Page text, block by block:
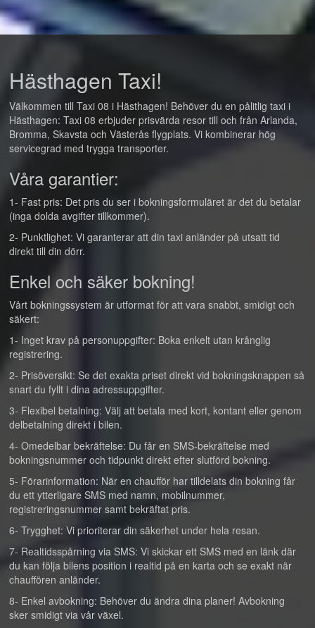
Hästhagen Taxi!
Välkommen till Taxi 08 i Hästhagen! Behöver du en pålitlig taxi i
Hästhagen: Taxi 08 erbjuder prisvärda resor till och från Arlanda,
Bromma, Skavsta och Västerås flygplats. Vi kombinerar hög
servicegrad med trygga transporter.
Våra garantier:
1- Fast pris: Det pris du ser i bokningsformuläret är det du betalar
(inga dolda avgifter tillkommer).
2- Punktlighet: Vi garanterar att din taxi anländer på utsatt tid
direkt till din dörr.
Enkel och säker bokning!
Vårt bokningssystem är utformat för att vara snabbt, smidigt och
säkert:
1- Inget krav på personuppgifter: Boka enkelt utan krånglig
registrering.
2- Prisöversikt: Se det exakta priset direkt vid bokningsknappen så
snart du fyllt i dina adressuppgifter.
3- Flexibel betalning: Välj att betala med kort, kontant eller genom
delbetalning direkt i bilen.
4- Omedelbar bekräftelse: Du får en SMS-bekräftelse med
bokningsnummer och tidpunkt direkt efter slutförd bokning.
5- Förarinformation: När en chaufför har tilldelats din bokning får
du ett ytterligare SMS med namn, mobilnummer,
registreringsnummer samt bekräftat pris.
6- Trygghet: Vi prioriterar din säkerhet under hela resan.
7- Realtidsspårning via SMS: Vi skickar ett SMS med en länk där
du kan följa bilens position i realtid på en karta och se exakt när
chauffören anländer.
8- Enkel avbokning: Behöver du ändra dina planer! Avbokning
sker smidigt via vår växel.